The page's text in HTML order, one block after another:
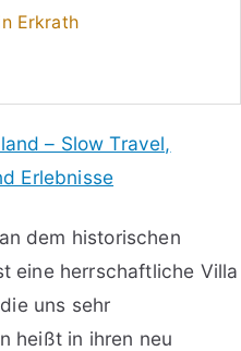
Erkrath
– Slow Travel,
Erlebnisse
dem historischen
eine herrschaftliche Villa
uns sehr
heißt in ihren neu